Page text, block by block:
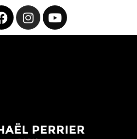
Facebook
Instagram
Youtube